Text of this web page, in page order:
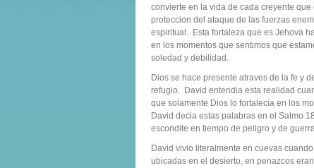
convierte en la vida de cada creyente
proteccion del ataque de las fuerzas
espiritual. Esta fortaleza que es Jehova
en los momentos que sentimos que
soledad y debilidad.
Dios se hace presente atraves de la fe y
refugio. David entendia esta realidad
que solamente Dios lo fortalecia en los
David decia estas palabras en el Salmo
escondite en tiempo de peligro y de
David vivio literalmente en cuevas
ubicadas en el desierto, en penazcos